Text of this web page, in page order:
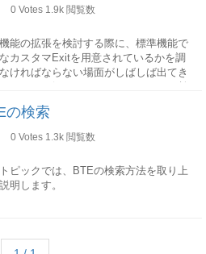
実装一覧画面表示
義の実装一覧がポップアップで表示さ
。
実装照会画面表示
義の実装一覧ポップアップで、対象実
表示されます。
定義照会画面表示
れたBAdi定義の照会画面が表示されま
照会機能を選択
」→「照会」をクリック
実装一覧画面表示
義の実装一覧がポップアップで表示さ
実装照会画面表示
0 Votes 1.9k 閲覧数
能の拡張を検討する際に、標準機能で
カスタマExitを用意されているかを調
ければならない場面がしばしば出てき
イド(IMG)から検索
の検索
0 Votes 1.3k 閲覧数
ピックでは、BTEの検索方法を取り上
明します。